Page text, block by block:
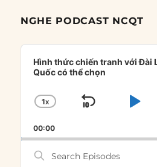
NGHE PODCAST NCQT
Audio
Player
Hình thức chiến tranh với Đài
Quốc có thể chọn
CHANGE
RATE
1X
SKIP
00:00
Search
Episodes